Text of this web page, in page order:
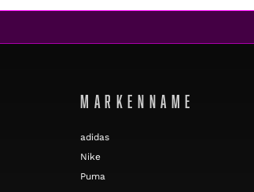
MARKENNAME
adidas
Nike
Puma